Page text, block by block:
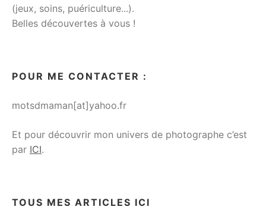
(jeux, soins, puériculture...).
Belles découvertes à vous !
POUR ME CONTACTER :
motsdmaman[at]yahoo.fr
Et pour découvrir mon univers de photographe c’est
par ICI.
TOUS MES ARTICLES ICI